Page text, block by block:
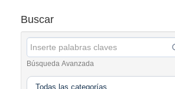
Buscar
Búsqueda Avanzada